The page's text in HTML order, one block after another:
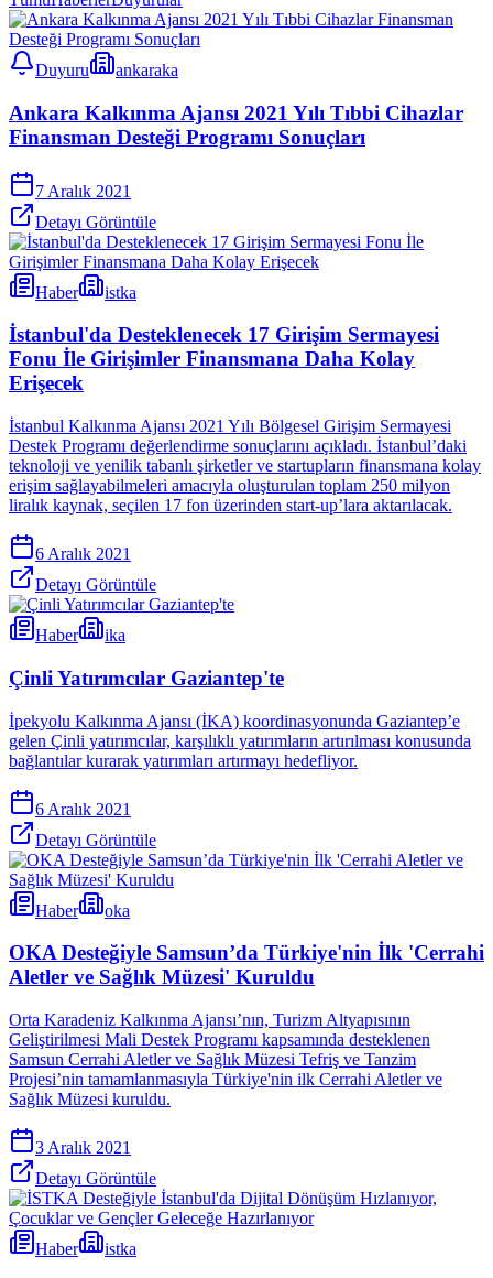
Duyuru ankaraka
Ankara Kalkınma Ajansı 2021 Yılı Tıbbi Cihazlar
Finansman Desteği Programı Sonuçları
7 Aralık 2021
Detayı Görüntüle
Haber istka
İstanbul'da Desteklenecek 17 Girişim Sermayesi
Fonu İle Girişimler Finansmana Daha Kolay
Erişecek
İstanbul Kalkınma Ajansı 2021 Yılı Bölgesel Girişim Sermayesi
Destek Programı değerlendirme sonuçlarını açıkladı. İstanbul’daki
teknoloji ve yenilik tabanlı şirketler ve startupların finansmana kolay
erişim sağlayabilmeleri amacıyla oluşturulan toplam 250 milyon
liralık kaynak, seçilen 17 fon üzerinden start-up’lara aktarılacak.
6 Aralık 2021
Detayı Görüntüle
Haber ika
Çinli Yatırımcılar Gaziantep'te
İpekyolu Kalkınma Ajansı (İKA) koordinasyonunda Gaziantep’e
gelen Çinli yatırımcılar, karşılıklı yatırımların artırılması konusunda
bağlantılar kurarak yatırımları artırmayı hedefliyor.
6 Aralık 2021
Detayı Görüntüle
Haber oka
OKA Desteğiyle Samsun’da Türkiye'nin İlk 'Cerrahi
Aletler ve Sağlık Müzesi' Kuruldu
Orta Karadeniz Kalkınma Ajansı’nın, Turizm Altyapısının
Geliştirilmesi Mali Destek Programı kapsamında desteklenen
Samsun Cerrahi Aletler ve Sağlık Müzesi Tefriş ve Tanzim
Projesi’nin tamamlanmasıyla Türkiye'nin ilk Cerrahi Aletler ve
Sağlık Müzesi kuruldu.
3 Aralık 2021
Detayı Görüntüle
Haber istka